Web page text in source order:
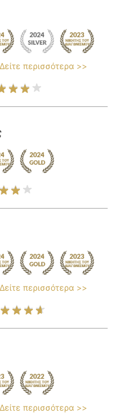
Δείτε περισσότερα >>
Δείτε περισσότερα >>
Δείτε περισσότερα >>